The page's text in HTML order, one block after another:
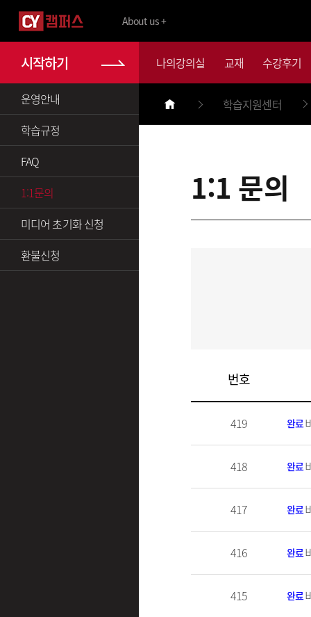
About us +
시작하기 나의강의실 교재 수강후기
학습지원센터
운영안내
학습규정
FAQ
1:1문의
미디어 초기화 신청
환불신청
1:1 문의
번호
419 완료
418 완료
417 완료
416 완료
415 완료